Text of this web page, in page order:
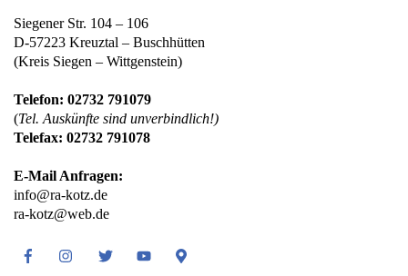
Siegener Str. 104 – 106
D-57223 Kreuztal – Buschhütten
(Kreis Siegen – Wittgenstein)
Telefon: 02732 791079
(Tel. Auskünfte sind unverbindlich!)
Telefax: 02732 791078
E-Mail Anfragen:
info@ra-kotz.de
ra-kotz@web.de
FacebookInstagramTwitter Youtube Google